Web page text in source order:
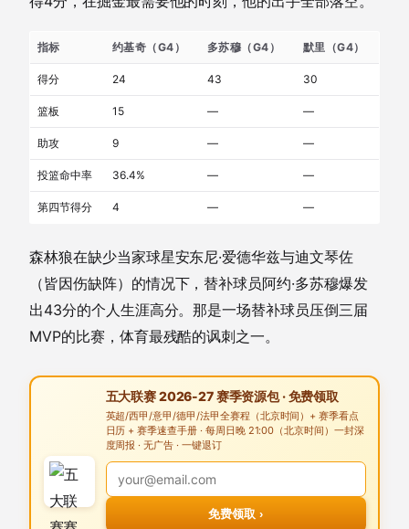
指标 约基奇（G4） 多苏穆（G4） 默里（G4）
得分 24 43 30
篮板 15 — —
助攻 9 — —
投篮命中率 36.4% — —
第四节得分 4 — —
森林狼在缺少当家球星安东尼·爱德华兹与迪文琴佐
（皆因伤缺阵）的情况下，替补球员阿约·多苏穆爆发
出43分的个人生涯高分。那是一场替补球员压倒三届
MVP的比赛，体育最残酷的讽刺之一。
五大联赛 2026-27 赛季资源包 · 免费领取
英超/西甲/意甲/德甲/法甲全赛程（北京时间）+ 赛季看点
日历 + 赛季速查手册 · 每周日晚 21:00（北京时间）一封深
度周报 · 无广告 · 一键退订
免费领取 ›